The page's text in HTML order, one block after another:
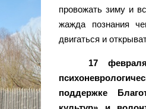
провожать зиму и
жажда познания
двигаться и
17
поддержке